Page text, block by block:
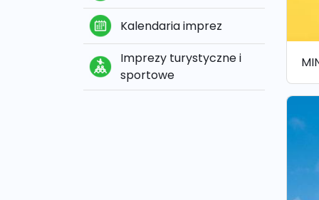
Kalendaria imprez
Imprezy turystyczne i
sportowe